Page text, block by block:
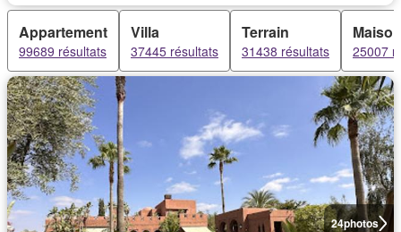
Appartement
99689 résultats
Villa
37445 résultats
Terrain
31438 résultats
Maison
25007
24photos